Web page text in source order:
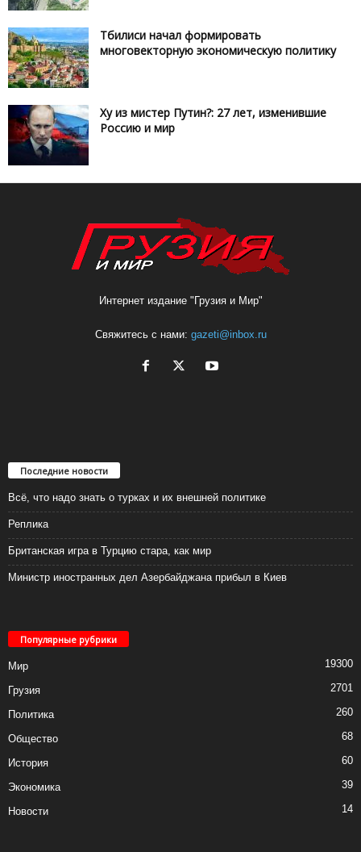
Тбилиси начал формировать
многовекторную экономическую политику
Ху из мистер Путин?: 27 лет, изменившие
Россию и мир
Интернет издание "Грузия и Мир"
Свяжитесь с нами: gazeti@inbox.ru
Последние новости
Всё, что надо знать о турках и их внешней политике
Реплика
Британская игра в Турцию стара, как мир
Министр иностранных дел Азербайджана прибыл в Киев
Популярные рубрики
Мир 19300
Грузия 2701
Политика 260
Общество 68
История 60
Экономика 39
Новости 14